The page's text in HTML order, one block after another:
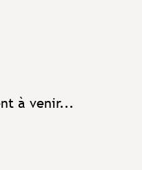
à venir...